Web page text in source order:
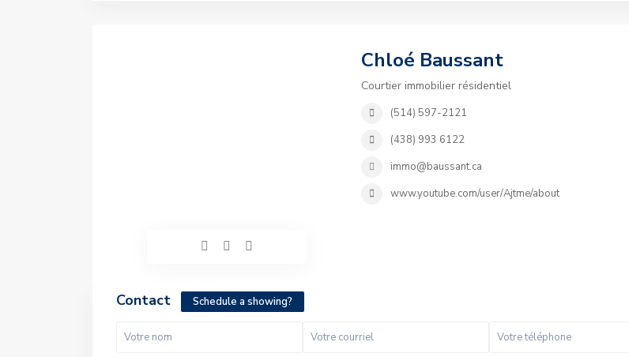
Chloé Baussant
Courtier immobilier résidentiel
(514) 597-2121
(438) 993 6122
immo@baussant.ca
www.youtube.com/user/Ajtme/about
Contact Schedule a showing?